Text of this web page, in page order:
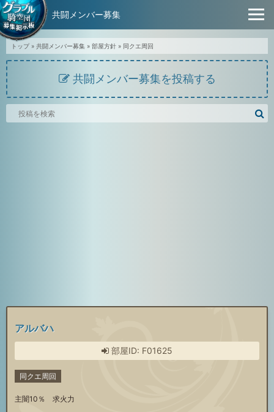
トップ» 共闘メンバー募集 » 部屋方針 » 同クエ周回
共闘メンバー募集を投稿する
騎
アルバハ
部屋ID: F01625
同クエ周回
主闇10％ 求火力
共闘メンバー募集